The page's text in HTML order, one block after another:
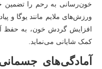
خون‌رسانی به رحم را تضمین
ورزش‌های ملایم مانند یوگا و
افزایش گردش خون، به حفظ
کمک شایانی می‌نماید.
آمادگی‌های